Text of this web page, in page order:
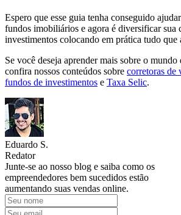
Espero que esse guia tenha conseguido
fundos imobiliários e agora é diversificar sua
investimentos colocando em prática tudo que
Se você deseja aprender mais sobre o
confira nossos conteúdos sobre corretoras de
fundos de investimentos e Taxa Selic.
Eduardo S.
Redator
Junte-se ao nosso blog e saiba como os
empreendedores bem sucedidos estão
aumentando suas vendas online.